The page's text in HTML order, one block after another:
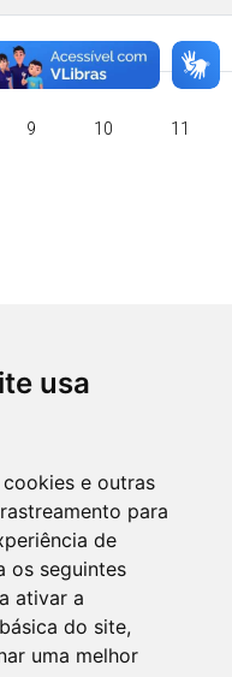
usa
e outras
para
de
os seguintes
ativar a
do site,
uma melhor
9 10 11
SUL
de segunda a
das 7h às 13h